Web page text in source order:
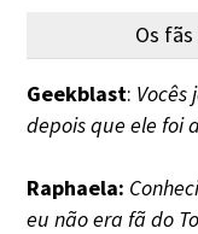
Os
Geekblast: Vocês
depois que ele foi
Raphaela:
eu não era fã do